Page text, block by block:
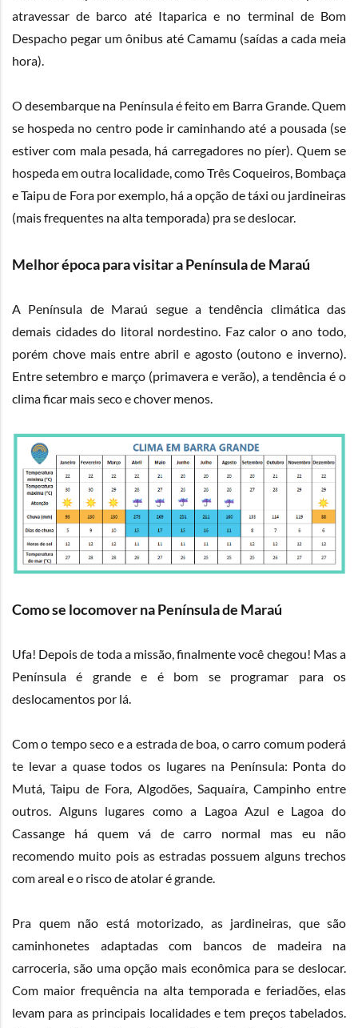
atravessar de barco até Itaparica e no terminal de Bom
Despacho pegar um ônibus até Camamu (saídas a cada meia
hora).
O desembarque na Península é feito em Barra Grande. Quem
se hospeda no centro pode ir caminhando até a pousada (se
estiver com mala pesada, há carregadores no píer). Quem se
hospeda em outra localidade, como Três Coqueiros, Bombaça
e Taipu de Fora por exemplo, há a opção de táxi ou jardineiras
(mais frequentes na alta temporada) pra se deslocar.
Melhor época para visitar a Península de Maraú
A Península de Maraú segue a tendência climática das
demais cidades do litoral nordestino. Faz calor o ano todo,
porém chove mais entre abril e agosto (outono e inverno).
Entre setembro e março (primavera e verão), a tendência é o
clima ficar mais seco e chover menos.
Como se locomover na Península de Maraú
Ufa! Depois de toda a missão, finalmente você chegou! Mas a
Península é grande e é bom se programar para os
deslocamentos por lá.
Com o tempo seco e a estrada de boa, o carro comum poderá
te levar a quase todos os lugares na Península: Ponta do
Mutá, Taipu de Fora, Algodões, Saquaíra, Campinho entre
outros. Alguns lugares como a Lagoa Azul e Lagoa do
Cassange há quem vá de carro normal mas eu não
recomendo muito pois as estradas possuem alguns trechos
com areal e o risco de atolar é grande.
Pra quem não está motorizado, as jardineiras, que são
caminhonetes adaptadas com bancos de madeira na
carroceria, são uma opção mais econômica para se deslocar.
Com maior frequência na alta temporada e feriadões, elas
levam para as principais localidades e tem preços tabelados.